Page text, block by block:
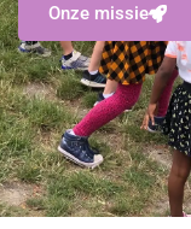
Onze missie